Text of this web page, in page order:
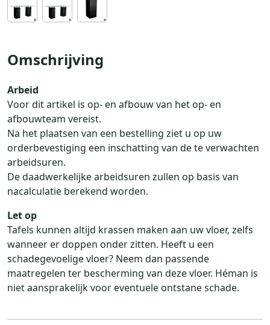
Omschrijving
Arbeid
Voor dit artikel is op- en afbouw van het op- en
afbouwteam vereist.
Na het plaatsen van een bestelling ziet u op uw
orderbevestiging een inschatting van de te verwachten
arbeidsuren.
De daadwerkelijke arbeidsuren zullen op basis van
nacalculatie berekend worden.
Let op
Tafels kunnen altijd krassen maken aan uw vloer, zelfs
wanneer er doppen onder zitten. Heeft u een
schadegevoelige vloer? Neem dan passende
maatregelen ter bescherming van deze vloer. Héman is
niet aansprakelijk voor eventuele ontstane schade.